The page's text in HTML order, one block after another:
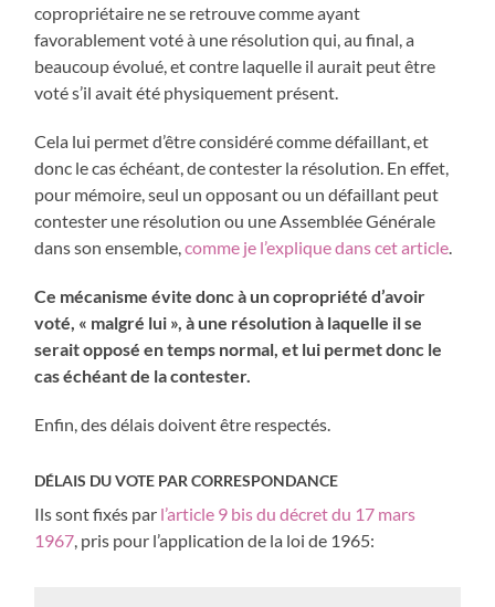
copropriétaire ne se retrouve comme ayant
favorablement voté à une résolution qui, au final, a
beaucoup évolué, et contre laquelle il aurait peut être
voté s’il avait été physiquement présent.
Cela lui permet d’être considéré comme défaillant, et
donc le cas échéant, de contester la résolution. En effet,
pour mémoire, seul un opposant ou un défaillant peut
contester une résolution ou une Assemblée Générale
dans son ensemble,comme je l’explique dans cet article.
Ce mécanisme évite donc à un copropriété d’avoir
voté, « malgré lui », à une résolution à laquelle il se
serait opposé en temps normal, et lui permet donc le
cas échéant de la contester.
Enfin, des délais doivent être respectés.
DÉLAIS DU VOTE PAR CORRESPONDANCE
Ils sont fixés par l’article 9 bis du décret du 17 mars
1967, pris pour l’application de la loi de 1965: